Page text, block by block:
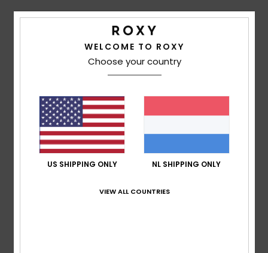
5/5
Perfect, love colour, style and material. Good size
Comfort: 5/5 Prijs-kwaliteitverhouding
Materiaal: 5/5 Kleur: 5
Ik raad dit product aan
5
WELCOME TO ROXY
Choose your country
US SHIPPING ONLY NL SHIPPING ONLY
VIEW ALL COUNTRIES